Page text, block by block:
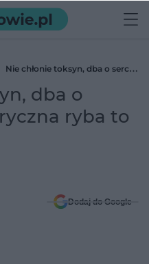
Nie chłonie toksyn, dba o serce.
dba o
ryba to
Dodaj do Google